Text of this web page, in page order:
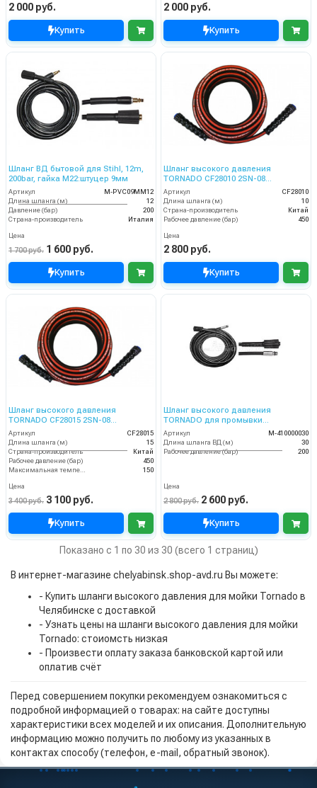
2 000 руб.
Купить
2 000 руб.
Купить
Шланг ВД бытовой для Stihl, 12m,
200bar, гайка M22:штуцер 9мм
Артикул
M-PVC09MM12
Длина шланга (м)
12
Давление (бар)
200
Страна-производитель
Италия
Цена
1 700 руб. 1 600 руб.
Купить
Шланг высокого давления
TORNADO CF28010 2SN-08
двухоплёточный 450 бар ГхГ (10 м)
Артикул
CF28010
Длина шланга (м)
10
Страна-производитель
Китай
Рабочее давление (бар)
450
Цена
2 800 руб.
Купить
Шланг высокого давления
TORNADO CF28015 2SN-08
двухоплёточный 450 бар ГхГ (15 м)
Артикул
CF28015
Длина шланга (м)
15
Страна-производитель
Китай
Рабочее давление (бар)
450
Максимальная температура воды (°C)
150
Цена
3 400 руб. 3 100 руб.
Купить
Шланг высокого давления
TORNADO для промывки
канализационных труб DN05 200
бар 30 м
Артикул
M-410000030
Длина шланга ВД (м)
30
Рабочее давление (бар)
200
Цена
2 800 руб. 2 600 руб.
Купить
Показано с 1 по 30 из 30 (всего 1 страниц)
В интернет-магазине chelyabinsk.shop-avd.ru Вы можете:
- Купить шланги высокого давления для мойки Tornado в
Челябинске с доставкой
- Узнать цены на шланги высокого давления для мойки
Tornado: стоиомсть низкая
- Произвести оплату заказа банковской картой или
оплатив счёт
Перед совершением покупки рекомендуем ознакомиться с
подробной информацией о товарах: на сайте доступны
характеристики всех моделей и их описания. Дополнительную
информацию можно получить по любому из указанных в
контактах способу (телефон, e-mail, обратный звонок).